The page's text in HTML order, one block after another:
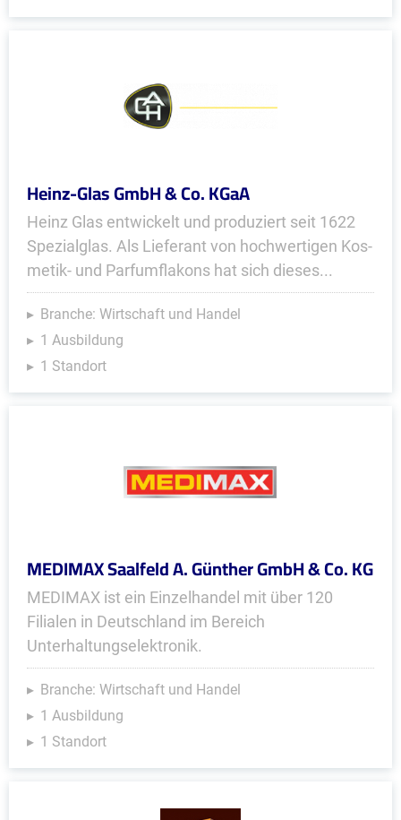
Heinz-Glas GmbH & Co. KGaA
Heinz Glas entwickelt und produ­ziert seit 1622
Spezialglas. Als Lieferant von hoch­wertigen Kos­
metik- und Parfum­fla­kons hat sich dieses...
Branche: Wirtschaft und Handel
1 Ausbildung
1 Standort
MEDIMAX Saalfeld A. Günther GmbH & Co. KG
MEDIMAX ist ein Einzelhandel mit über 120
Filialen in Deutschland im Bereich
Unterhaltungselektronik.
Branche: Wirtschaft und Handel
1 Ausbildung
1 Standort